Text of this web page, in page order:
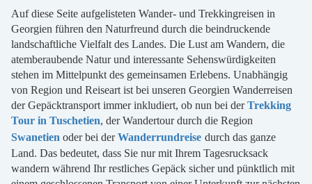
Auf diese Seite aufgelisteten Wander- und Trekkingreisen in
Georgien führen den Naturfreund durch die beindruckende
landschaftliche Vielfalt des Landes. Die Lust am Wandern, die
atemberaubende Natur und interessante Sehenswürdigkeiten
stehen im Mittelpunkt des gemeinsamen Erlebens. Unabhängig
von Region und Reiseart ist bei unseren Georgien Wanderreisen
der Gepäcktransport immer inkludiert, ob nun bei derTrekking
Tour in Tuschetien, der Wandertour durch die Region
Swanetien oder bei derWanderrundreise durch das ganze
Land. Das bedeutet, dass Sie nur mit Ihrem Tagesrucksack
wandern während Ihr restliches Gepäck sicher und pünktlich mit